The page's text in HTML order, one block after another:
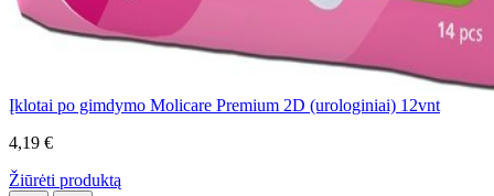
Įklotai po gimdymo Molicare Premium 2D (urologiniai) 12vnt
4,19 €
Žiūrėti produktą